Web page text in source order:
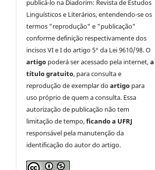
publicá-lo na Diadorim: Revista de Estudos
Linguísticos e Literários, entendendo-se os
termos "reprodução" e "publicação"
conforme definição respectivamente dos
incisos VI e I do artigo 5° da Lei 9610/98. O
artigo poderá ser acessado pela internet,a
título gratuito, para consulta e
reprodução de exemplar doartigo para
uso próprio de quem a consulta. Essa
autorização de publicação não tem
limitação de tempo,ficando a UFRJ
responsável pela manutenção da
identificação do autor do artigo.